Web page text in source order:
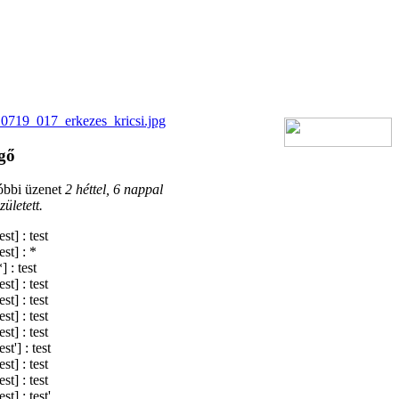
üzenet 2 héttel, 6 nappal
: test
: *
: test
: test
: test
: test
: test
: test
: test
: test